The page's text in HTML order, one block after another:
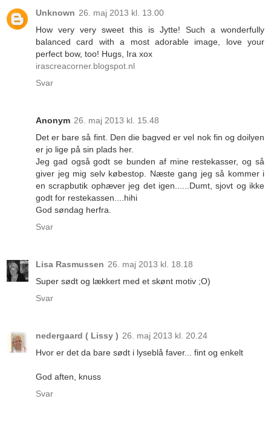
Unknown 26. maj 2013 kl. 13.00
How very very sweet this is Jytte! Such a wonderfully
balanced card with a most adorable image, love your
perfect bow, too! Hugs, Ira xox
irascreacorner.blogspot.nl
Svar
Anonym 26. maj 2013 kl. 15.48
Det er bare så fint. Den die bagved er vel nok fin og doilyen
er jo lige på sin plads her.
Jeg gad også godt se bunden af mine restekasser, og så
giver jeg mig selv købestop. Næste gang jeg så kommer i
en scrapbutik ophæver jeg det igen......Dumt, sjovt og ikke
godt for restekassen....hihi
God søndag herfra.
Svar
Lisa Rasmussen 26. maj 2013 kl. 18.18
Super sødt og lækkert med et skønt motiv ;O)
Svar
nedergaard ( Lissy ) 26. maj 2013 kl. 20.24
Hvor er det da bare sødt i lyseblå faver... fint og enkelt
God aften, knuss
Svar